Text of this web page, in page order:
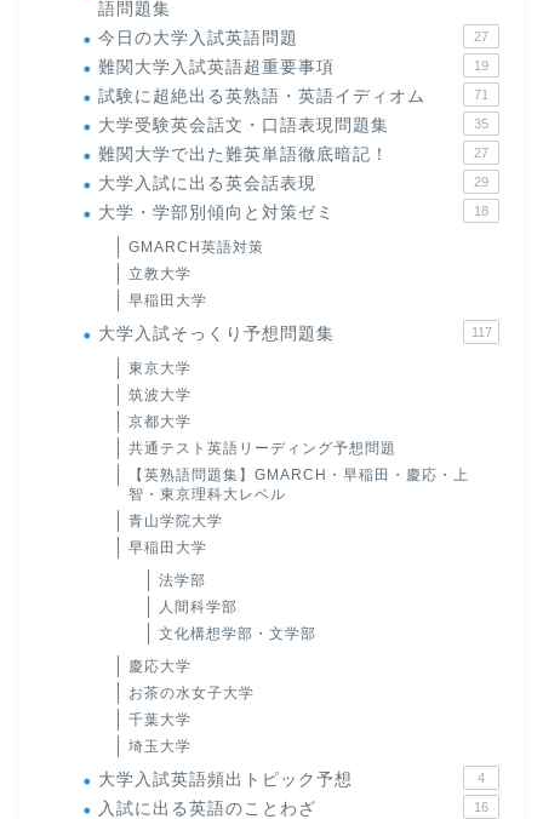
語問題集
今日の大学入試英語問題 27
難関大学入試英語超重要事項 19
試験に超絶出る英熟語・英語イディオム 71
大学受験英会話文・口語表現問題集 35
難関大学で出た難英単語徹底暗記！ 27
大学入試に出る英会話表現 29
大学・学部別傾向と対策ゼミ 18
GMARCH英語対策
立教大学
早稲田大学
大学入試そっくり予想問題集 117
東京大学
筑波大学
京都大学
共通テスト英語リーディング予想問題
【英熟語問題集】GMARCH・早稲田・慶応・上
智・東京理科大レベル
青山学院大学
早稲田大学
法学部
人間科学部
文化構想学部・文学部
慶応大学
お茶の水女子大学
千葉大学
埼玉大学
大学入試英語頻出トピック予想 4
入試に出る英語のことわざ 16